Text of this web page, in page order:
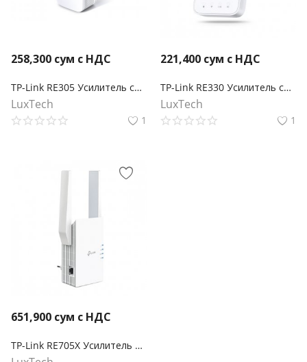
258,300 сум с НДС
TP-Link RE305 Усилитель сигнала Wi‑Fi AC1200 с поддержкой Mesh
LuxTech
1
221,400 сум с НДС
TP-Link RE330 Усилитель сигнала Wi‑Fi AC1200 с поддержкой Mesh
LuxTech
1
651,900 сум с НДС
TP-Link RE705X Усилитель Wi‑Fi сигнала AX3000 с поддержкой Mesh